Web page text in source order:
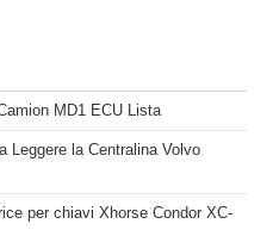
MD1 ECU Lista
Leggere la Centralina Volvo
per chiavi Xhorse Condor XC-